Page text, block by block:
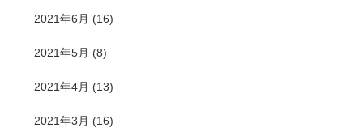
2021年6月 (16)
2021年5月 (8)
2021年4月 (13)
2021年3月 (16)